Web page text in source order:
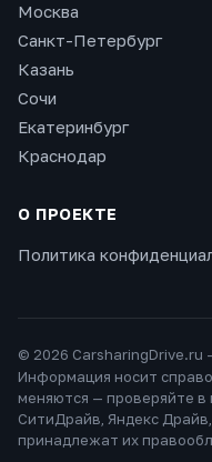
Москва
Санкт-Петербург
Казань
Сочи
Екатеринбург
Краснодар
О ПРОЕКТЕ
Политика
© 2026 CarsharingDrive.ru
Информация носит
меняются — проверяйте
СитиДрайв, Яндекс
принадлежат их